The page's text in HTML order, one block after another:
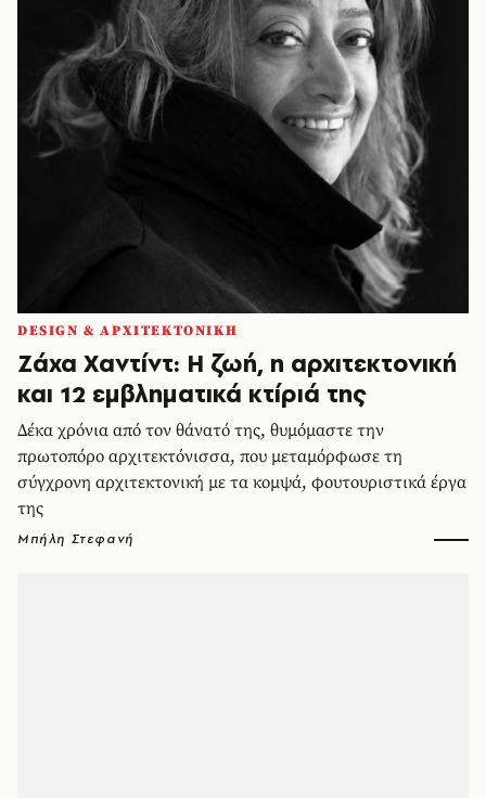
DESIGN & ΑΡΧΙΤΕΚΤΟΝΙΚΗ
Ζάχα Χαντίντ: Η ζωή, η αρχιτεκτονική
και 12 εμβληματικά κτίριά της
Δέκα χρόνια από τον θάνατό της, θυμόμαστε την
πρωτοπόρο αρχιτεκτόνισσα, που μεταμόρφωσε τη
σύγχρονη αρχιτεκτονική με τα κομψά, φουτουριστικά έργα
της
Μπήλη Στεφανή